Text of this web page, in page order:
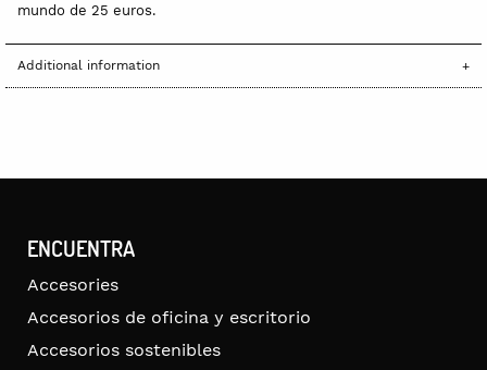
mundo de 25 euros.
Additional information
ENCUENTRA
Accesories
Accesorios de oficina y escritorio
Accesorios sostenibles